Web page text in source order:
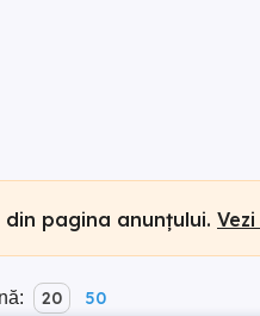
pagina anunțului.
20 50